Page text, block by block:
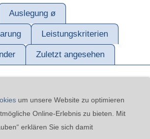
Auslegung ø
Leistungskriterien
Zuletzt angesehen
um unsere Website zu optimieren
Online-Erlebnis zu bieten. Mit
erklären Sie sich damit